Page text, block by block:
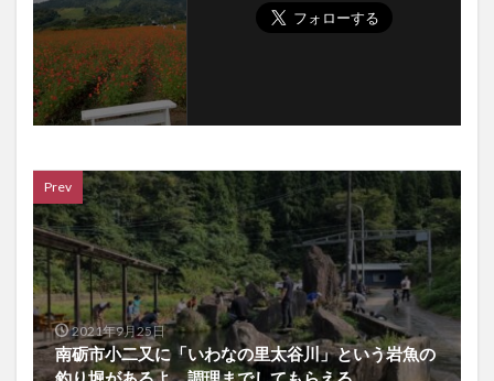
Prev
2021年9月25日
南砺市小二又に「いわなの里太谷川」という岩魚の